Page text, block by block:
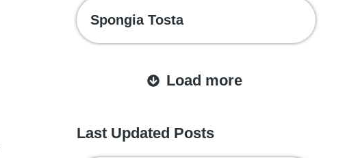
Spongia Tosta
Load more
Last Updated Posts